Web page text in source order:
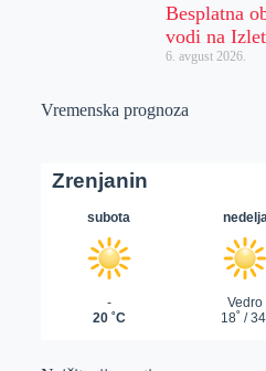
Besplatna
vodi na
6. avgust 2026.
Vremenska prognoza